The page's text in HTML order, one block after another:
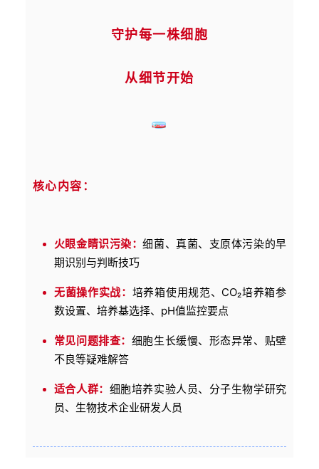
守护每一株细胞
从细节开始
🧫
核心内容：
火眼金睛识污染：细菌、真菌、支原体污染的早
期识别与判断技巧
无菌操作实战： 培养箱使用规范、CO₂培养箱参
数设置、培养基选择、pH值监控要点
常见问题排查： 细胞生长缓慢、形态异常、贴壁
不良等疑难解答
适合人群： 细胞培养实验人员、分子生物学研究
员、生物技术企业研发人员